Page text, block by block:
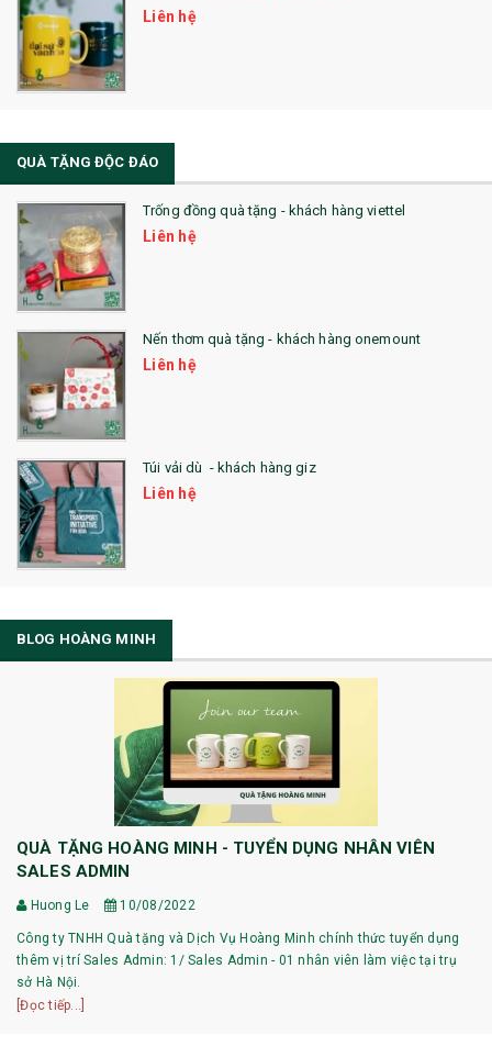
Liên hệ
QUÀ TẶNG ĐỘC ĐÁO
Trống đồng quà tặng - khách hàng viettel
Liên hệ
Nến thơm quà tặng - khách hàng onemount
Liên hệ
Túi vải dù - khách hàng giz
Liên hệ
BLOG HOÀNG MINH
QUÀ TẶNG HOÀNG MINH - TUYỂN DỤNG NHÂN VIÊN
SALES ADMIN
Huong Le 10/08/2022
Công ty TNHH Quà tặng và Dịch Vụ Hoàng Minh chính thức tuyển dụng
thêm vị trí Sales Admin: 1/ Sales Admin - 01 nhân viên làm việc tại trụ
sở Hà Nội.
[Đọc tiếp...]